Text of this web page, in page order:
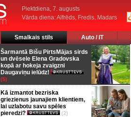
Piektdiena, 7. augusts
Vārda diena: Alfrēds, Fredis, Madars
Smalkais stils Auto / IT
Šarmantā Bišu PirtsMājas sirds
un dvēsele Elena Gradovska
kopā ar hokeja zvaigzni
Daugaviņu ielūdz!
(5)
Kā izmantot bezriska
griezienus jaunajiem klientiem,
lai uzlabotu savu spēles
pieredzi?
(2)